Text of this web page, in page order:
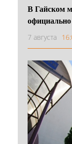
В Гайском
7 августа